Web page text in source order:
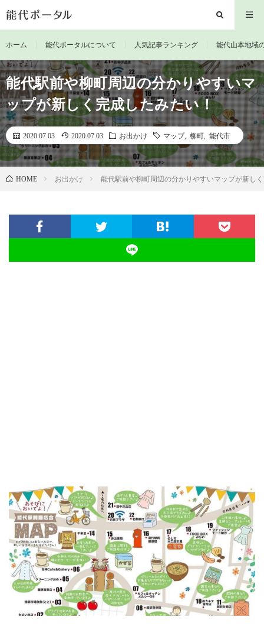
ホーム 能代ポータルについて 人気記事ランキング 能代山本地域
能代駅前や柳町周辺の分かりやすいマ
ップが新しく完成したみたい！
2020.07.03 2020.07.03 お出かけ マップ, 柳町 能代市
HOME お出かけ 能代駅前や柳町周辺の分かりやすいマップが新し